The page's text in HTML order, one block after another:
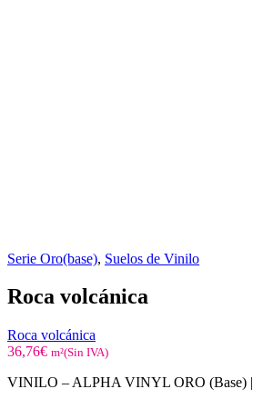
Serie Oro(base), Suelos de Vinilo
Roca volcánica
Roca volcánica
36,76€ m²(Sin IVA)
VINILO – ALPHA VINYL ORO (Base) |